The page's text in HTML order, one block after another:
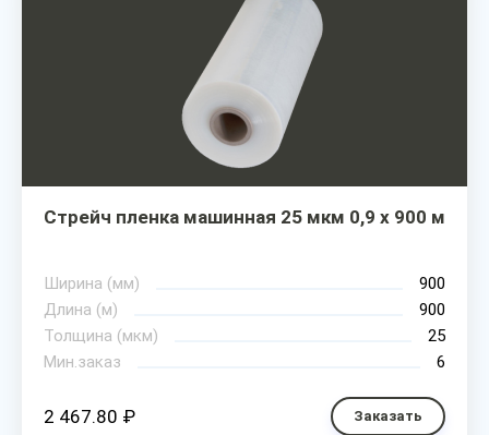
Стрейч пленка машинная 25 мкм 0,9 х 900 м
Ширина (мм)
900
Длина (м)
900
Толщина (мкм)
25
Мин.заказ
6
2 467.80 ₽ Заказать